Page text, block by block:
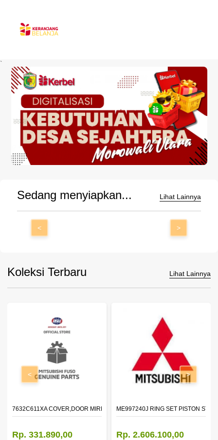
`
Sedang menyiapkan... Lihat Lainnya
< >
Koleksi Terbaru Lihat Lainnya
7632C611XA COVER,DOOR MIRROR,OTR LH
Rp. 331.890,00
ME997240J RING SET PISTON STD
Rp. 2.606.100,00
< >